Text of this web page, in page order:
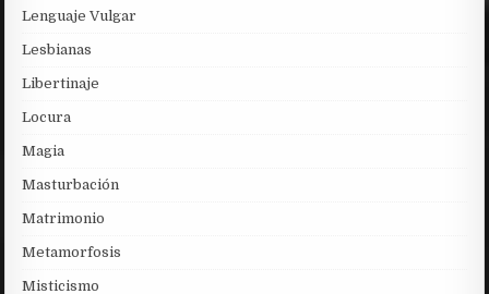
Lenguaje Vulgar
Lesbianas
Libertinaje
Locura
Magia
Masturbación
Matrimonio
Metamorfosis
Misticismo